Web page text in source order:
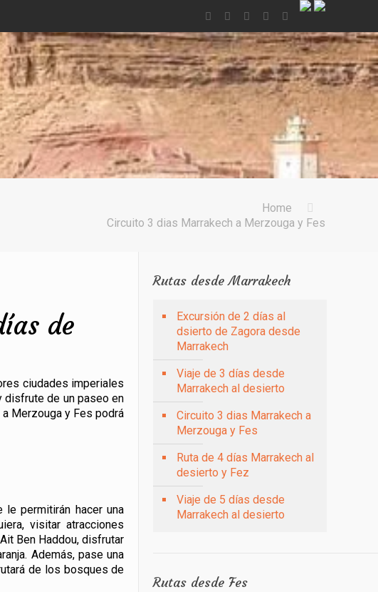
Home
Circuito 3 dias Marrakech a Merzouga y Fes
de
ciudades imperiales
disfrute de un paseo en
Merzouga y Fes podrá
permitirán hacer una
visitar atracciones
Ben Haddou, disfrutar
Además, pase una
de los bosques de
Rutas desde Marrakech
Excursión de 2 días al
dsierto de Zagora desde
Marrakech
Viaje de 3 días desde
Marrakech al desierto
Circuito 3 dias Marrakech a
Merzouga y Fes
Ruta de 4 días Marrakech al
desierto y Fez
Viaje de 5 días desde
Marrakech al desierto
Rutas desde Fes